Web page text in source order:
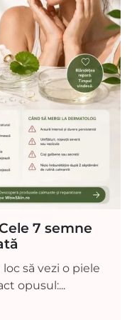
7 semne
să vezi o piele
opusul:...